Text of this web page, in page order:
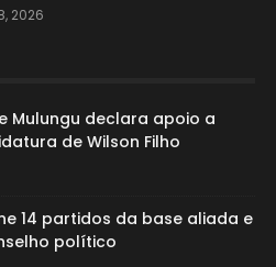
2026
Mulungu declara apoio a
de Wilson Filho
14 partidos da base aliada e
político